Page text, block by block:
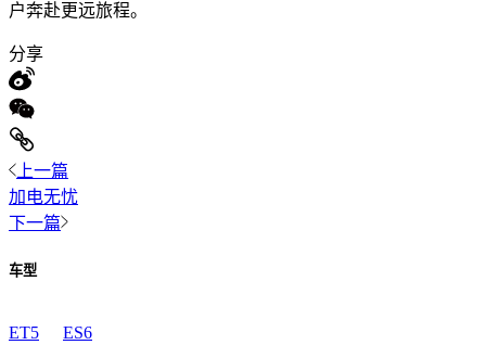
户奔赴更远旅程。
分享
上一篇
加电无忧
下一篇
车型
ET5
ES6